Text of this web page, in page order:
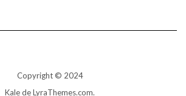
Copyright © 2024
Kalede LyraThemes.com.